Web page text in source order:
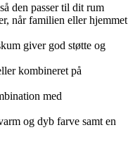
den passer til dit rum
når familien eller hjemmet
giver god støtte og
kombineret på
med
og dyb farve samt en